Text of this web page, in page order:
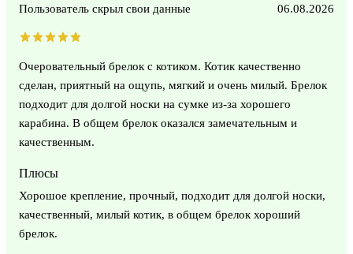
Пользователь скрыл свои данные 06.08.2026
Очеровательный брелок с котиком. Котик качественно
сделан, приятный на ощупь, мягкий и очень милый. Брелок
подходит для долгой носки на сумке из-за хорошего
карабина. В общем брелок оказался замечательным и
качественным.
Плюсы
Хорошое крепление, прочный, подходит для долгой носки,
качественный, милый котик, в общем брелок хороший
брелок.